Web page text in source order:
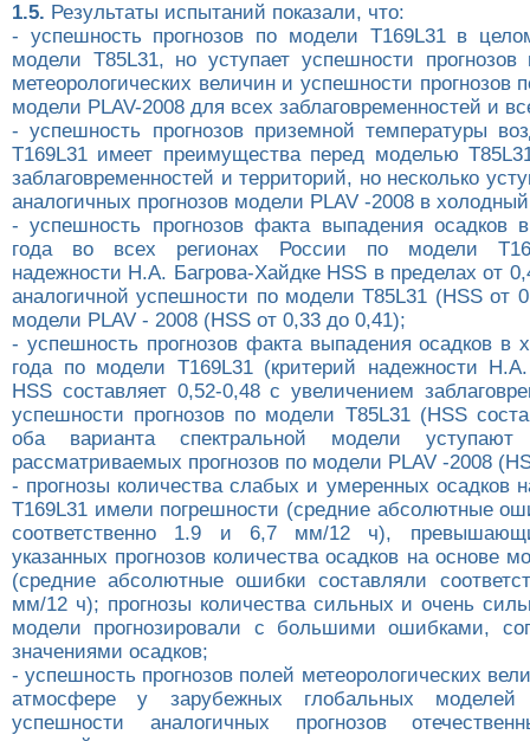
1.5. Результаты испытаний показали, что:
- успешность прогнозов по модели Т169L31 в
модели Т85L31, но уступает успешности
метеорологических величин и успешности прогнозов
модели PLAV-2008 для всех заблаговременностей и
- успешность прогнозов приземной температуры
T169L31 имеет преимущества перед моделью
заблаговременностей и территорий, но несколько
аналогичных прогнозов модели PLAV -2008 в
- успешность прогнозов факта выпадения осадков
года во всех регионах России по модели
надежности Н.А. Багрова-Хайдке HSS в пределах от
аналогичной успешности по модели T85L31 (HSS от
модели PLAV - 2008 (HSS от 0,33 до 0,41);
- успешность прогнозов факта выпадения осадков в
года по модели T169L31 (критерий надежности Н.А.
HSS составляет 0,52-0,48 с увеличением
успешности прогнозов по модели T85L31 (HSS
оба варианта спектральной модели
рассматриваемых прогнозов по модели PLAV -2008
- прогнозы количества слабых и умеренных осадков
T169L31 имели погрешности (средние абсолютные
соответственно 1.9 и 6,7 мм/12 ч),
указанных прогнозов количества осадков на основе
(средние абсолютные ошибки составляли
мм/12 ч); прогнозы количества сильных и очень
модели прогнозировали с большими ошибками,
значениями осадков;
- успешность прогнозов полей метеорологических
атмосфере у зарубежных глобальных
успешности аналогичных прогнозов